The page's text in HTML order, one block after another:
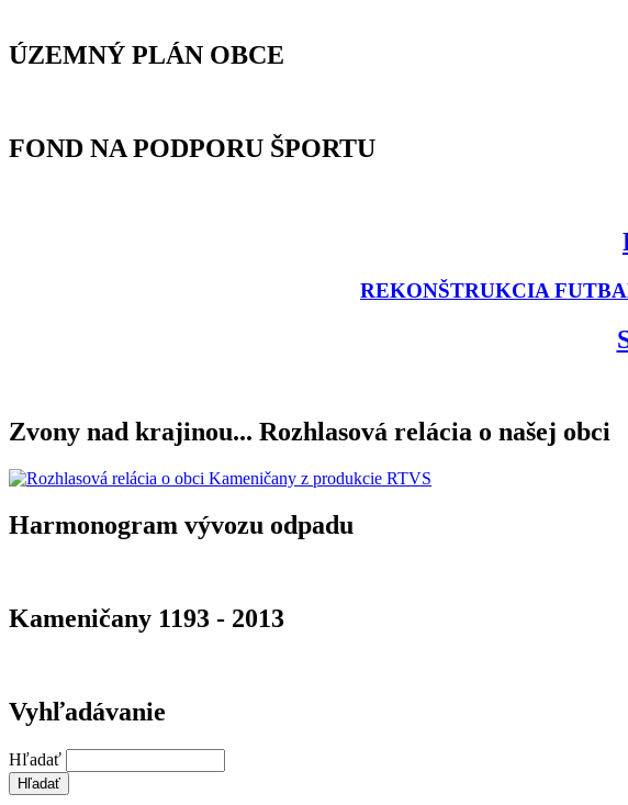
ÚZEMNÝ PLÁN OBCE
FOND NA PODPORU ŠPORTU
REKONŠTRUKCIA
Zvony nad krajinou... Rozhlasová relácia o našej obci
Harmonogram vývozu odpadu
Kameničany 1193 - 2013
Vyhľadávanie
Hľadať